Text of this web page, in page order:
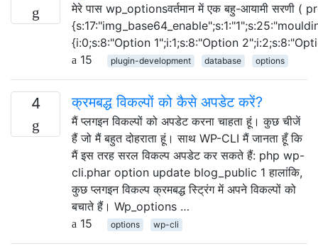
मेरे पास wp_optionsवर्तमान में एक बहु-आयामी सरणी (
{i:0;s:8:"Option 1";i:1;s:8:"Option
15
plugin-development database options
4 क्रमबद्ध विकल्पों को कैसे अपडेट करें?
मैं प्लगइन विकल्पों को अपडेट करना चाहता हूं। कुछ चीजें
हैं जो मैं बहुत दोहराता हूं। साथ WP-CLI मैं जानता हूँ कि
मैं इस तरह सरल विकल्प अपडेट कर सकते हैं: php wp-
cli.phar option update blog_public 1 हालांकि,
कुछ प्लगइन विकल्प क्रमबद्ध स्ट्रिंग में अपने विकल्पों को
बचाते हैं। Wp_options …
15
options wp-cli